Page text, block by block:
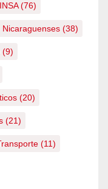
(76)
Nicaraguenses (38)
(9)
(20)
(21)
(11)